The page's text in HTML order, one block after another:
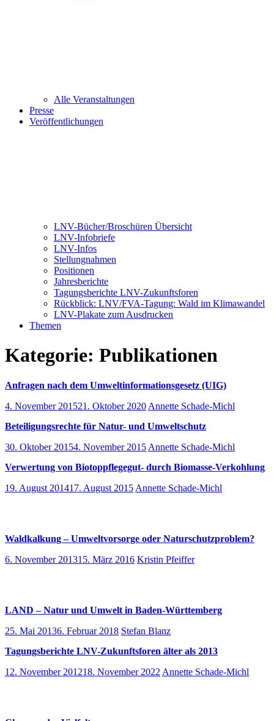
Alle Veranstaltungen
Presse
Veröffentlichungen
LNV-Bücher/Broschüren Übersicht
LNV-Infobriefe
LNV-Infos
Stellungnahmen
Positionen
Jahresberichte
Tagungsberichte LNV-Zukunftsforen
Rückblick: LNV/FVA-Tagung: Wald im Klimawandel
LNV-Plakate zum Ausdrucken
Themen
Kategorie: Publikationen
Anfragen nach dem Umweltinformationsgesetz (UIG)
4. November 201521. Oktober 2020 Annette Schade-Michl
Beteiligungsrechte für Natur- und Umweltschutz
30. Oktober 20154. November 2015 Annette Schade-Michl
Verwertung von Biotoppflegegut- durch Biomasse-Verkohlung
19. August 201417. August 2015 Annette Schade-Michl
Waldkalkung – Umweltvorsorge oder Naturschutzproblem?
6. November 201315. März 2016 Kristin Pfeiffer
LAND – Natur und Umwelt in Baden-Württemberg
25. Mai 20136. Februar 2018 Stefan Blanz
Tagungsberichte LNV-Zukunftsforen älter als 2013
12. November 201218. November 2022 Annette Schade-Michl